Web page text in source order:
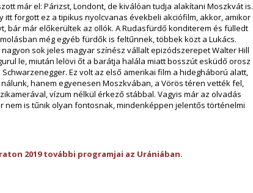
már el: Párizst, Londont, de kiválóan tudja alakítani Moszkvát is.
itt forgott ez a tipikus nyolcvanas évekbeli akciófilm, akkor, amikor
bár már előkerültek az ollók. A Rudasfürdő konditerem és fülledt
még egyéb fürdők is feltűnnek, többek közt a Lukács.
sok jeles magyar színész vállalt epizódszerepet Walter Hill
le, miután lelövi őt a barátja halála miatt bosszút esküdő orosz
Ez volt az első amerikai film a hidegháború alatt,
hanem egyenesen Moszkvában, a Vörös téren vették fel,
vízum nélkül érkező stábbal. Vagyis már az olvadás
nem is tűnik olyan fontosnak, mindenképpen jelentős történelmi
2019 további programjai az Urániában.